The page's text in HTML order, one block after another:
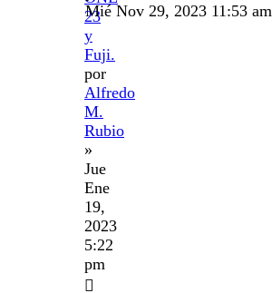
23
y
Fuji.
por
Alfredo
M.
Rubio
»
Jue
Ene
19,
2023
5:22
pm
Mié Nov 29, 2023 11:53 am